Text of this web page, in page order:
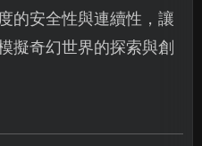
的安全性與連續性，讓
擬奇幻世界的探索與創